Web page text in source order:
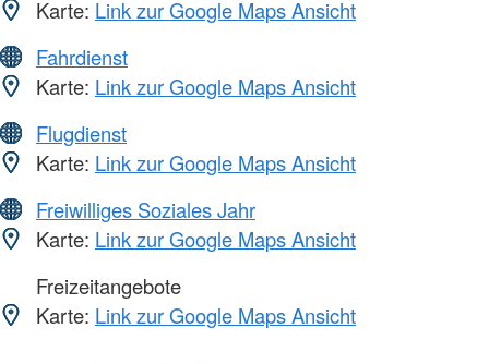
Karte: Link zur Google Maps Ansicht
Fahrdienst
Karte: Link zur Google Maps Ansicht
Flugdienst
Karte: Link zur Google Maps Ansicht
Freiwilliges Soziales Jahr
Karte: Link zur Google Maps Ansicht
Freizeitangebote
Karte: Link zur Google Maps Ansicht